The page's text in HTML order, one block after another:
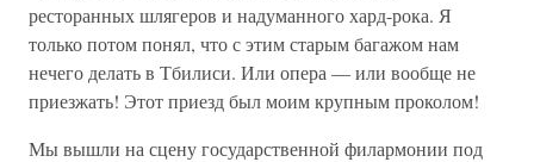
ресторанных шлягеров и надуманного хард-рока. Я
только потом понял, что с этим старым багажом нам
нечего делать в Тбилиси. Или опера — или вообще не
приезжать! Этот приезд был моим крупным проколом!
Мы вышли на сцену государственной филармонии под